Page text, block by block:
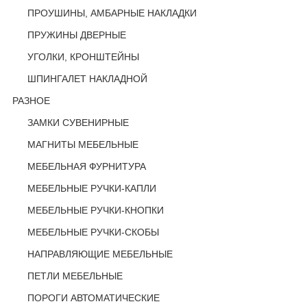
ПРОУШИНЫ, АМБАРНЫЕ НАКЛАДКИ
ПРУЖИНЫ ДВЕРНЫЕ
УГОЛКИ, КРОНШТЕЙНЫ
ШПИНГАЛЕТ НАКЛАДНОЙ
РАЗНОЕ
ЗАМКИ СУВЕНИРНЫЕ
МАГНИТЫ МЕБЕЛЬНЫЕ
МЕБЕЛЬНАЯ ФУРНИТУРА
МЕБЕЛЬНЫЕ РУЧКИ-КАПЛИ
МЕБЕЛЬНЫЕ РУЧКИ-КНОПКИ
МЕБЕЛЬНЫЕ РУЧКИ-СКОБЫ
НАПРАВЛЯЮЩИЕ МЕБЕЛЬНЫЕ
ПЕТЛИ МЕБЕЛЬНЫЕ
ПОРОГИ АВТОМАТИЧЕСКИЕ